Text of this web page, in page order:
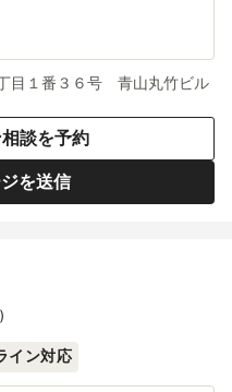
を送信
談を予約
目１番３６号 青山丸竹ビル
イン対応